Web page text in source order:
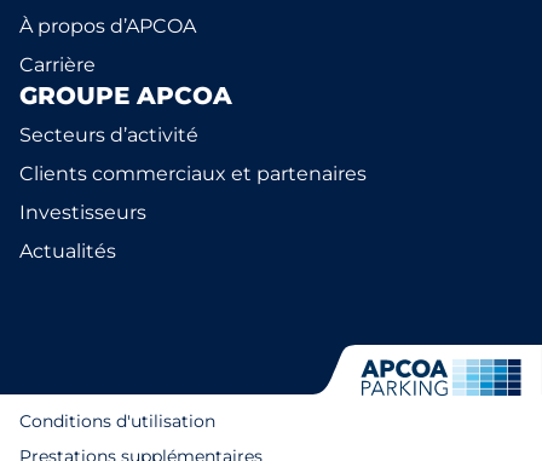
À propos d’APCOA
Carrière
GROUPE APCOA
Secteurs d’activité
Clients commerciaux et partenaires
Investisseurs
Actualités
Conditions d'utilisation
Prestations supplémentaires